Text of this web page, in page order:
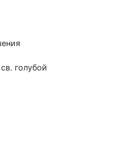
голубой